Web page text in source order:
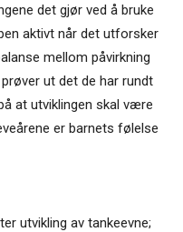
det gjør ved å bruke
aktivt når det utforsker
mellom påvirkning
ut det de har rundt
at utviklingen skal være
er barnets følelse
utvikling av tankeevne;